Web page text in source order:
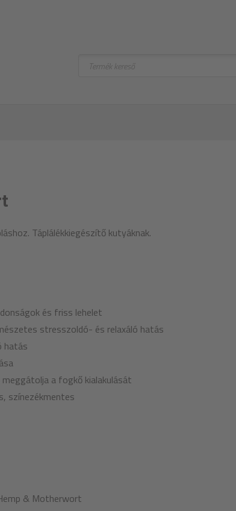
Táplálékkiegészítő kutyáknak.
és friss lehelet
stresszoldó- és relaxáló hatás
hatás
a fogkő kialakulását
színezékmentes
& Motherwort
Keresni